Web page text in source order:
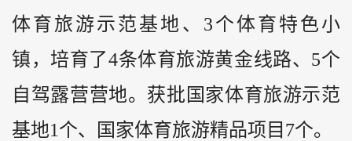
体育旅游示范基地、3个体育特色小
镇，培育了4条体育旅游黄金线路、5个
自驾露营营地。获批国家体育旅游示范
基地1个、国家体育旅游精品项目7个。